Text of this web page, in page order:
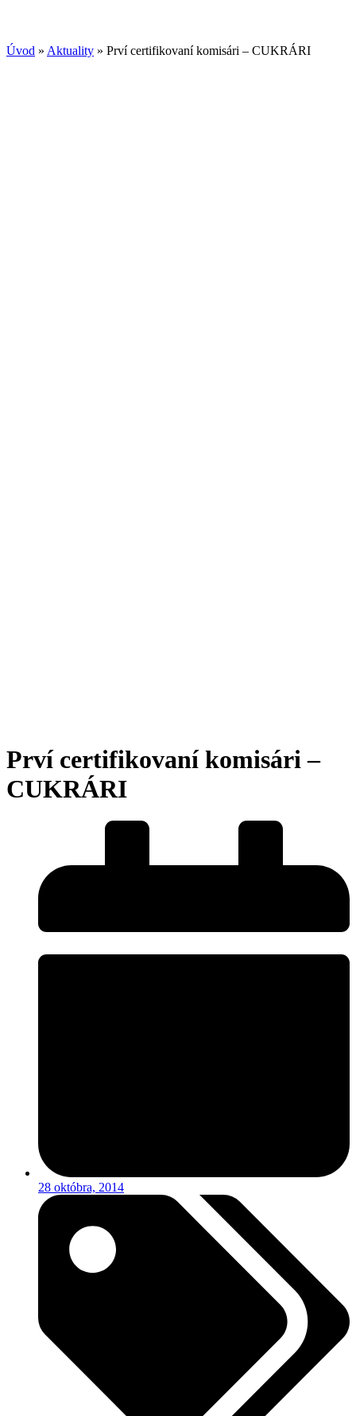
Úvod » Aktuality » Prví certifikovaní komisári – CUKRÁRI
Prví certifikovaní komisári –
CUKRÁRI
28 októbra, 2014